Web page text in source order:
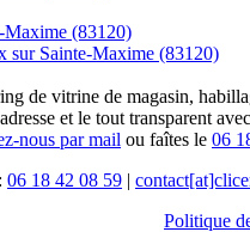
Maxime (83120)
sur Sainte-Maxime (83120)
de vitrine de magasin,
et le tout transparent
nous par mail ou faîtes le 06
06 18 42 08 59 |
Politique